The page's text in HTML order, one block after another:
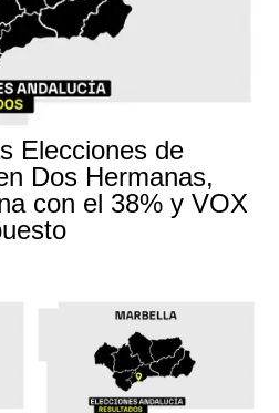
Elecciones de
Dos Hermanas,
con el 38% y VOX